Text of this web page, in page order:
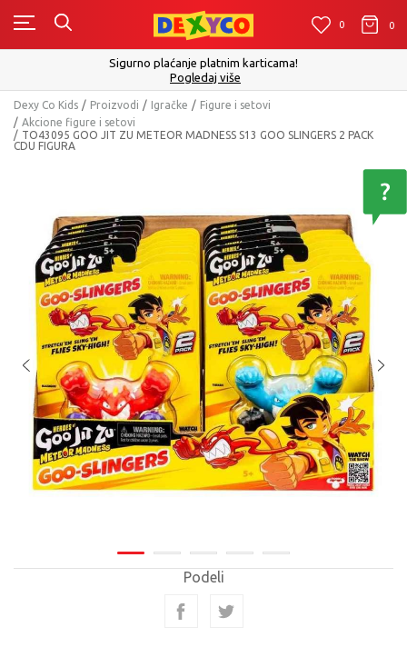
0 0
Sigurno plaćanje platnim karticama!
Pogledaj više
Dexy Co Kids Proizvodi Igračke
Figure i setovi
Akcione figure i setovi
TO43095 GOO JIT ZU METEOR MADNESS S13 GOO SLINGERS 2 PACK
CDU FIGURA
Podeli